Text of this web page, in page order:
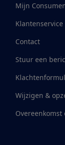
Mijn
Klantenservice
Contact
Stuur een
Wijzigen &